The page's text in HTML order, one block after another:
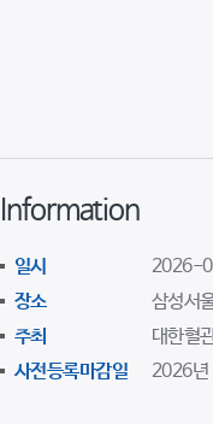
Information
일시
2026-
장소
삼성서
주최
대한혈
사전등록마감일
2026년